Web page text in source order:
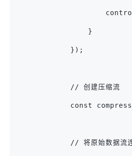
                }
            });
            // 创建压缩流
const
// 将原始数据流